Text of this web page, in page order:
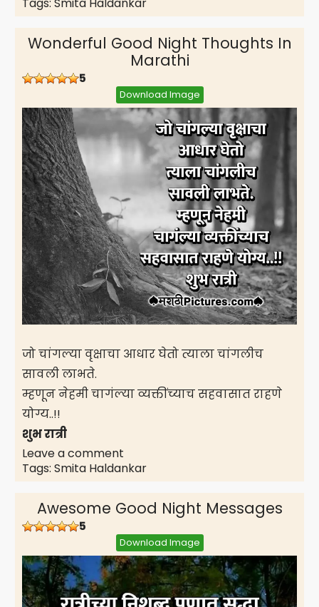
Wonderful Good Night Thoughts In
Marathi
5
Download Image
जो चांगल्या वृक्षाचा आधार घेतो त्याला चांगलीच
सावली लाभते.
म्हणून नेहमी चागंल्या व्यक्तींच्याच सहवासात राहणे
योग्य..!!
शुभ रात्री
Leave a comment
Tags: Smita Haldankar
Awesome Good Night Messages
5
Download Image